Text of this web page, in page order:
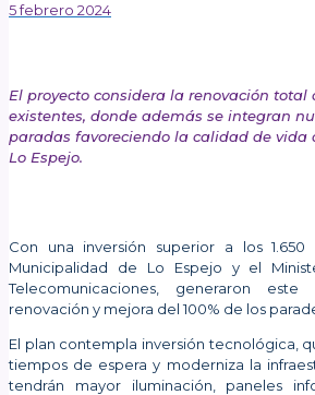
5 febrero 2024
El proyecto considera la renovación total
existentes, donde además se integran
paradas favoreciendo la calidad de vida
Lo Espejo.
Con una inversión superior a los
Municipalidad de Lo Espejo y el
Telecomunicaciones, generaron
renovación y mejora del 100% de los
El plan contempla inversión tecnológica,
tiempos de espera y moderniza la
tendrán mayor iluminación, paneles